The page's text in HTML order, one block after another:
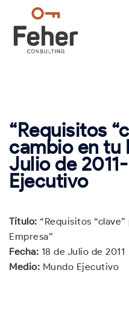
contenido
“Requisitos
cambio en tu
Julio de
Ejecutivo
Título: “Requisitos
Empresa”
Fecha: 18 de Julio de 2011
Medio: Mundo Ejecutivo